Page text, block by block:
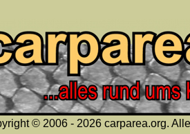
© 2006 - 2026 carparea.org.